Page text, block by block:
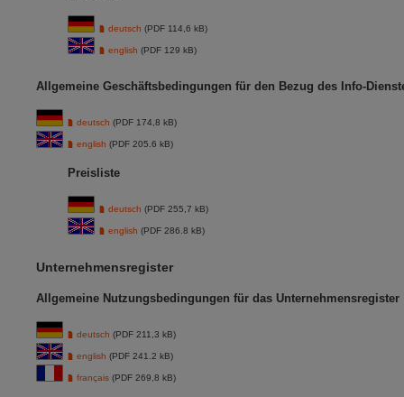
deutsch (PDF 114,6 kB)
english (PDF 129 kB)
Allgemeine Geschäftsbedingungen für den Bezug des Info-
deutsch (PDF 174,8 kB)
english (PDF 205.6 kB)
Preisliste
deutsch (PDF 255,7 kB)
english (PDF 286.8 kB)
Unternehmensregister
Allgemeine Nutzungsbedingungen für das Unternehmensregister
deutsch (PDF 211,3 kB)
english (PDF 241.2 kB)
français (PDF 269,8 kB)